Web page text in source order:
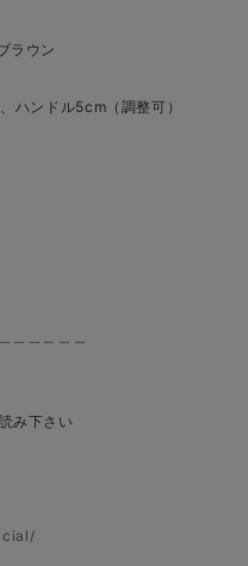
ラウン
ハンドル5cm（調整可）
み下さい